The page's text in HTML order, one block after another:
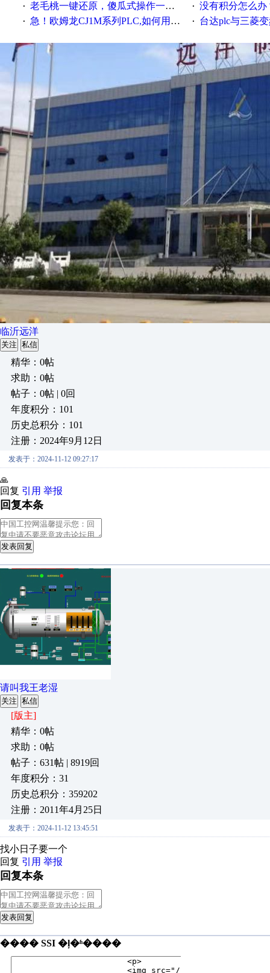
· 老毛桃一键还原，傻瓜式操作一键轻松备份还原；程序为向导式安装，一键即可实现自动备份或还原系统。 · 没有积分怎么办
· 急！欧姆龙CJ1M系列PLC,如何用时间控制变频器。要求时间在组态王中可以自由输入！拜托各位大神了！ · 台达plc与三菱
临沂远洋
关注 私信
精华：0帖
求助：0帖
帖子：0帖 | 0回
年度积分：101
历史总积分：101
注册：2024年9月12日
发表于：2024-11-12 09:27:17
🙏
回复 引用 举报
回复本条
发表回复
请叫我王老湿
关注 私信
[版主]
精华：0帖
求助：0帖
帖子：631帖 | 8919回
年度积分：31
历史总积分：359202
注册：2011年4月25日
发表于：2024-11-12 13:45:51
找小日子要一个
回复 引用 举报
回复本条
发表回复
���� SSI �ļ�ʱ����